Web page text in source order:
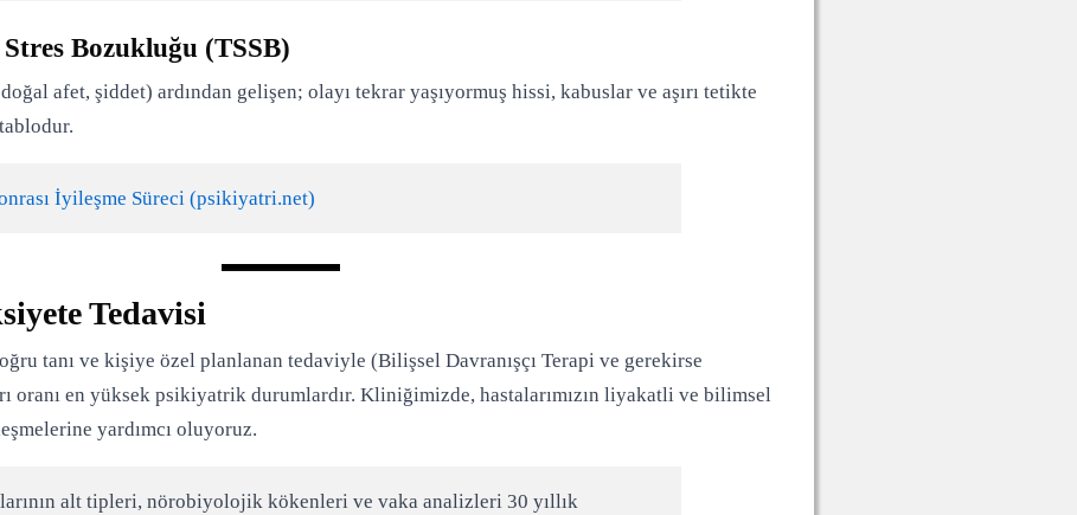
Bozukluğu (TSSB)
afet, şiddet) ardından gelişen; olayı tekrar yaşıyormuş hissi, kabuslar ve aşırı tetikte
İyileşme Süreci (psikiyatri.net)
Tedavisi
tanı ve kişiye özel planlanan tedaviyle (Bilişsel Davranışçı Terapi ve gerekirse
oranı en yüksek psikiyatrik durumlardır. Kliniğimizde, hastalarımızın liyakatli ve bilimsel
yardımcı oluyoruz.
alt tipleri, nörobiyolojik kökenleri ve vaka analizleri 30 yıllık